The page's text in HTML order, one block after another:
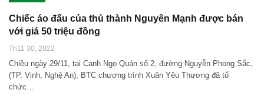
Chiếc áo đấu của thủ thành Nguyên Mạnh được bán
với giá 50 triệu đồng
Th11 30, 2022
Chiều ngày 29/11, tại Canh Ngọ Quán số 2, đường Nguyễn Phong Sắc,
(TP. Vinh, Nghệ An), BTC chương trình Xuân Yêu Thương đã tổ
chức…